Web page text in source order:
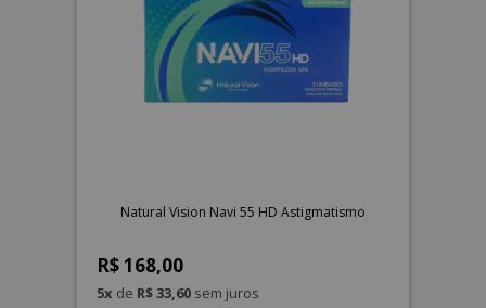
Natural Vision Navi 55 HD Astigmatismo
R$ 168,00
5x de R$ 33,60sem juros